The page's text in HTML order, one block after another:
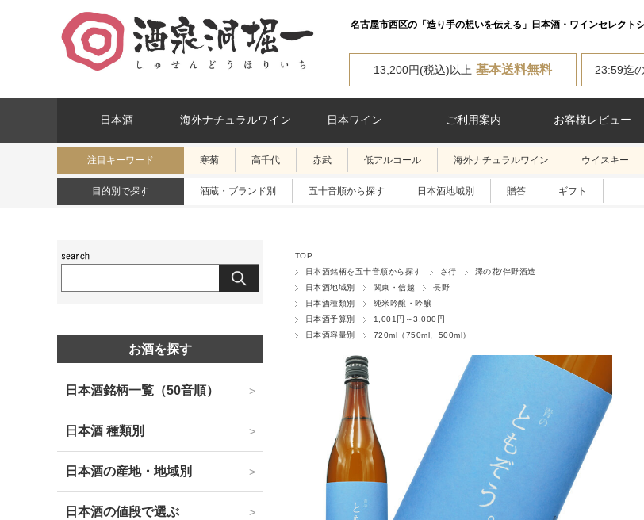
名古屋市西区の「造り手の想いを伝える」日本酒・ワインセレクト
13,200円(税込)以上 基本送料無料 23:59迄
日本酒 海外ナチュラルワイン 日本ワイン ご利用案内 お客様レビュー
注目キーワード 寒菊 高千代 赤武 低アルコール 海外ナチュラルワイン ウイスキー
目的別で探す 酒蔵・ブランド別 五十音順から探す 日本酒地域別 贈答 ギフト
TOP
日本酒銘柄を五十音順から探す
さ行
澤の花/伴野酒造
日本酒地域別
関東・信越
長野
日本酒種類別
純米吟醸・吟醸
日本酒予算別
1,001円～3,000円
日本酒容量別
720ml（750ml、500ml）
お酒を探す
日本酒銘柄一覧（50音順）
日本酒 種類別
日本酒の産地・地域別
日本酒の値段で選ぶ